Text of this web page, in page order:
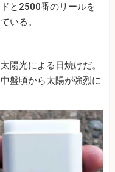
と2500番のリールを
いる。
陽光による日焼けだ。
盤頃から太陽が強烈に